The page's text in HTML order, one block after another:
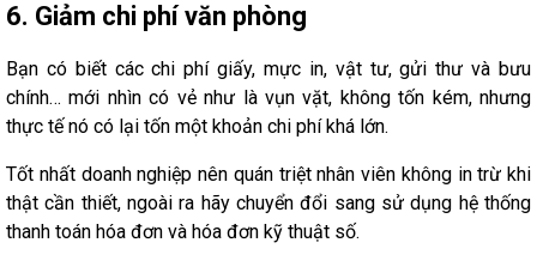
6. Giảm chi phí văn phòng
Bạn có biết các chi phí giấy, mực in, vật tư, gửi thư và bưu
chính… mới nhìn có vẻ như là vụn vặt, không tốn kém, nhưng
thực tế nó có lại tốn một khoản chi phí khá lớn.
Tốt nhất doanh nghiệp nên quán triệt nhân viên không in trừ khi
thật cần thiết, ngoài ra hãy chuyển đổi sang sử dụng hệ thống
thanh toán hóa đơn và hóa đơn kỹ thuật số.